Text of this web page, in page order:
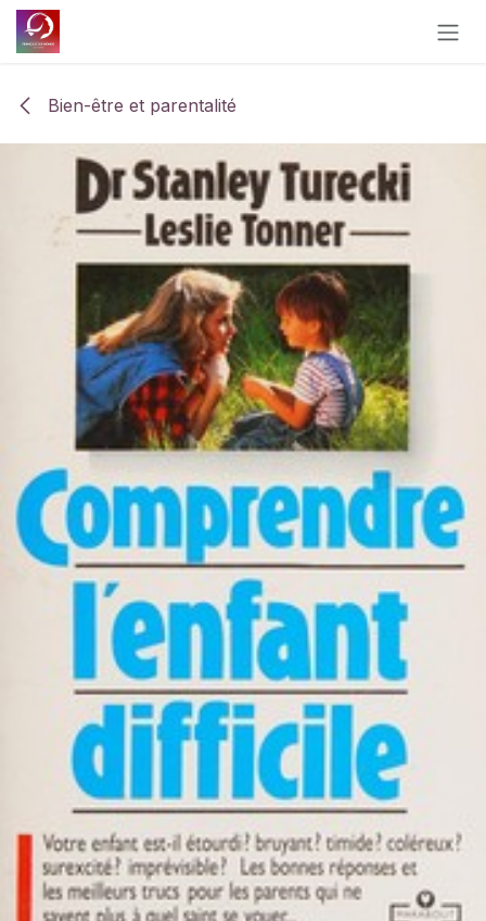
Se rendre au contenu
Bien-être et parentalité